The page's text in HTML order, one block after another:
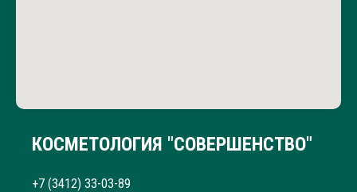
клиентам, риск аллергии и отсутствие
КОСМЕТОЛОГИЯ "СОВЕРШЕНСТВО"
+7 (3412) 33-03-89